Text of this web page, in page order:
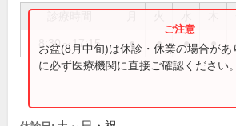
8:30～17:15 ● ● ● ●
お盆(8月中旬)は休診・休業の場合があ
に必ず医療機関に直接ご確認ください。